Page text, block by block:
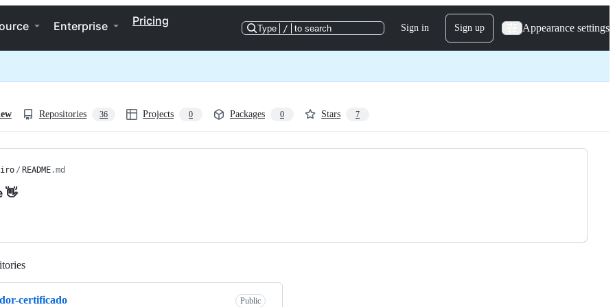
Enterprise Pricing
Type / to search Sign in Sign up Appearance settings
Repositories 36 Projects 0 Packages 0 Stars 7
/ README.md
👋
certificado
Public